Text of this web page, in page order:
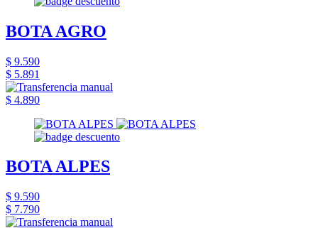
BOTA AGRO
$ 9.590
$ 5.891
$ 4.890
BOTA ALPES
$ 9.590
$ 7.790